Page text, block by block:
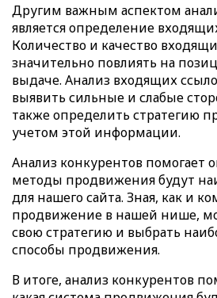
Другим важным аспектом
является определение
Количество и качество
значительно повлиять на
выдаче. Анализ входящих
выявить сильные и слабые
также определить стратегию
учетом этой информации.
Анализ конкурентов помогает
методы продвижения будут
для нашего сайта. Зная, как и
продвижение в нашей нише,
свою стратегию и выбрать
способы продвижения.
В итоге, анализ конкурентов